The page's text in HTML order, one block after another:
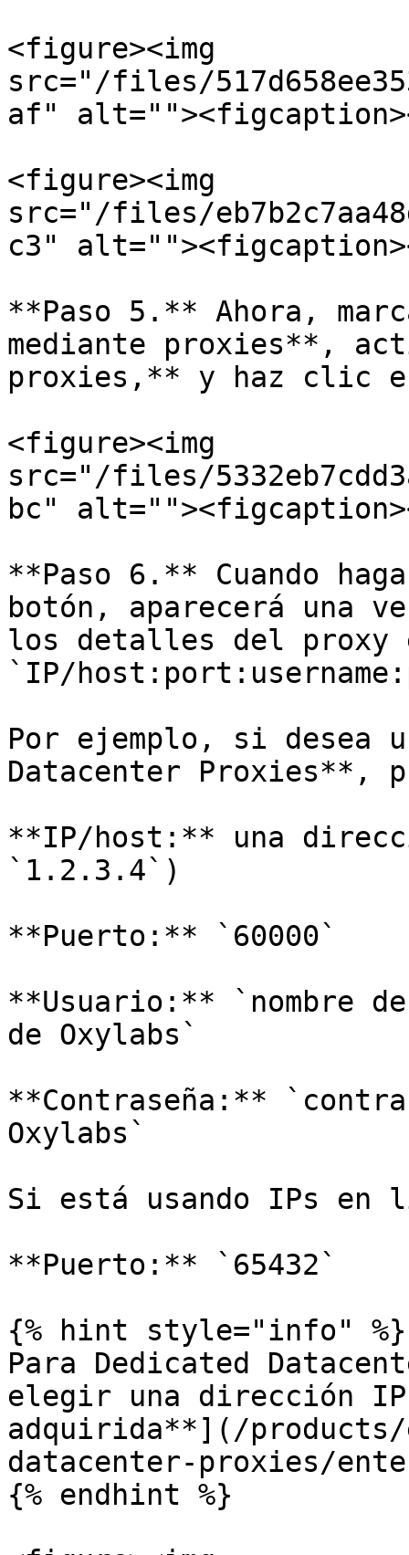
<figure><img
src="/files/
af"
<figure><img
src="/files/
c3"
**Paso 5.** Ahora,
mediante proxies**,
proxies,** y haz clic
<figure><img
src="/files/
bc"
**Paso 6.** Cuando
botón, aparecerá una
los detalles del proxy
`IP/
Por ejemplo, si desea
Datacenter Proxies**,
**IP/host:** una
`1.2.3.4`)
**Puerto:** `60000`
**Usuario:** `nombre
de Oxylabs`
**Contraseña:**
Oxylabs`
Si está usando IPs en
**Puerto:** `65432`
{% hint style="info" %}
Para Dedicated
elegir una dirección
adquirida**](/
datacenter-proxies/
{% endhint %}